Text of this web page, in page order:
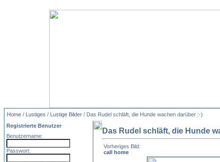
Home / Lustiges / Lustige Bilder / Das Rudel schläft, die Hunde wachen darüber :-)
Registrierte Benutzer
Benutzername:
Passwort:
Das Rudel schläft, die Hunde
Vorheriges Bild:
call home